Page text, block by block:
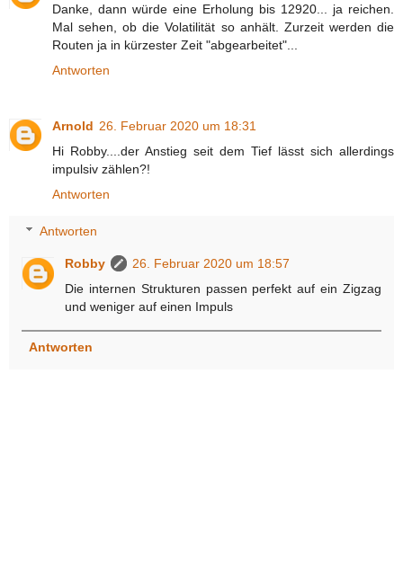
Danke, dann würde eine Erholung bis 12920... ja reichen.
Mal sehen, ob die Volatilität so anhält. Zurzeit werden die
Routen ja in kürzester Zeit "abgearbeitet"...
Antworten
Arnold 26. Februar 2020 um 18:31
Hi Robby....der Anstieg seit dem Tief lässt sich allerdings
impulsiv zählen?!
Antworten
Antworten
Robby
26. Februar 2020 um 18:57
Die internen Strukturen passen perfekt auf ein Zigzag
und weniger auf einen Impuls
Antworten